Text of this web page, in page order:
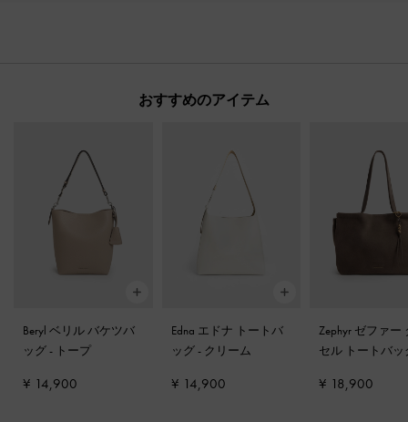
おすすめのアイテム
Beryl ベリル バケツバ
ッグ- トープ
¥ 14,900
Edna エドナ トートバ
ッグ- クリーム
¥ 14,900
Zephyr ゼファー
セル トートバ
¥ 18,900